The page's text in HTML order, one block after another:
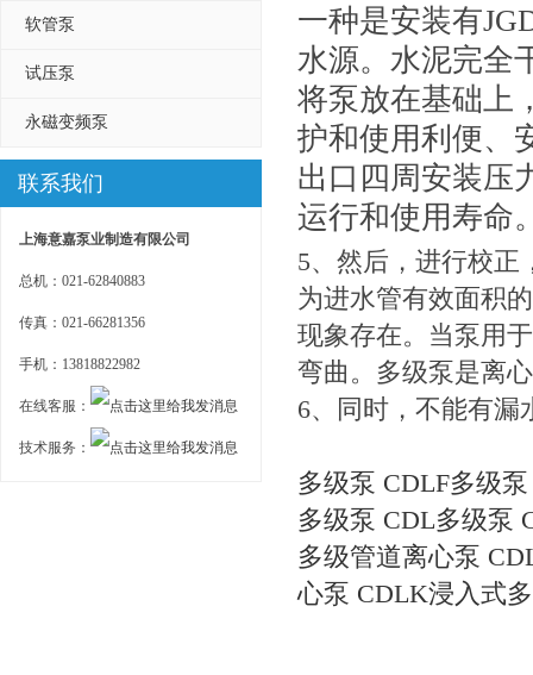
软管泵
试压泵
永磁变频泵
联系我们
上海意嘉泵业制造有限公司
总机：021-62840883
传真：021-66281356
手机：13818822982
在线客服：
技术服务：
一种是安装有
水源。水泥完全
将泵放在基础上
护和使用利便、
出口四周安装压
运行和使用寿命
5、然后，进行校正
为进水管有效面积
现象存在。当泵用
弯曲。多级泵是离
6、同时，不能有
多级泵 CDLF多级泵
多级泵 CDL多级泵
多级管道离心泵
心泵 CDLK浸入式